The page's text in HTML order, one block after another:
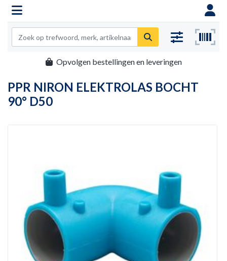
Opvolgen bestellingen en leveringen
PPR NIRON ELEKTROLAS BOCHT
90° D50